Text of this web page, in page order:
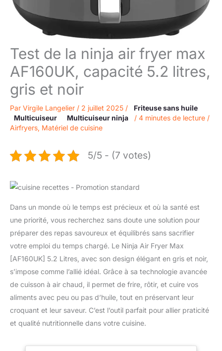
Test de la ninja air fryer max
AF160UK, capacité 5.2 litres,
gris et noir
Par Virgile Langelier / 2 juillet 2025 /
Friteuse sans huile
Multicuiseur
Multicuiseur ninja / 4 minutes de lecture /
Airfryers, Matériel de cuisine
5/5 - (7 votes)
Dans un monde où le temps est précieux et où la santé est
une priorité, vous recherchez sans doute une solution pour
préparer des repas savoureux et équilibrés sans sacrifier
votre emploi du temps chargé. Le Ninja Air Fryer Max
[AF160UK] 5.2 Litres, avec son design élégant en gris et noir,
s’impose comme l’allié idéal. Grâce à sa technologie avancée
de cuisson à air chaud, il permet de frire, rôtir, et cuire vos
aliments avec peu ou pas d’huile, tout en préservant leur
croquant et leur saveur. C’est l’outil parfait pour allier praticité
et qualité nutritionnelle dans votre cuisine.